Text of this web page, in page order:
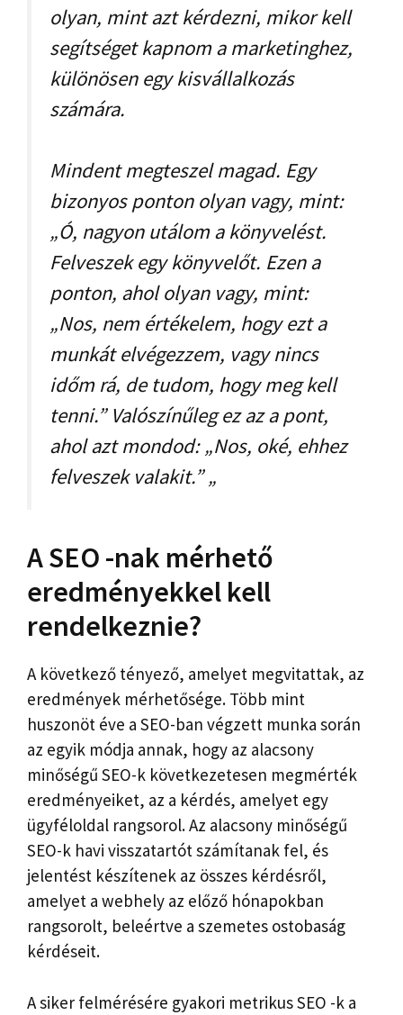
olyan, mint azt kérdezni, mikor kell
segítséget kapnom a marketinghez,
különösen egy kisvállalkozás
számára.
Mindent megteszel magad. Egy
bizonyos ponton olyan vagy, mint:
„Ó, nagyon utálom a könyvelést.
Felveszek egy könyvelőt. Ezen a
ponton, ahol olyan vagy, mint:
„Nos, nem értékelem, hogy ezt a
munkát elvégezzem, vagy nincs
időm rá, de tudom, hogy meg kell
tenni.” Valószínűleg ez az a pont,
ahol azt mondod: „Nos, oké, ehhez
felveszek valakit.” „
A SEO -nak mérhető
eredményekkel kell
rendelkeznie?
A következő tényező, amelyet megvitattak, az
eredmények mérhetősége. Több mint
huszonöt éve a SEO-ban végzett munka során
az egyik módja annak, hogy az alacsony
minőségű SEO-k következetesen megmérték
eredményeiket, az a kérdés, amelyet egy
ügyféloldal rangsorol. Az alacsony minőségű
SEO-k havi visszatartót számítanak fel, és
jelentést készítenek az összes kérdésről,
amelyet a webhely az előző hónapokban
rangsorolt, beleértve a szemetes ostobaság
kérdéseit.
A siker felmérésére gyakori metrikus SEO -k a